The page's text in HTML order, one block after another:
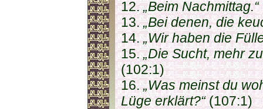
12.„Beim Nachmittag.“
13.„Bei denen, die
14.„Wir haben die
15.„Die Sucht, mehr
(102:1)
16.„Was meinst du
Lüge erklärt?“(107:1)